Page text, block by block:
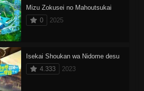
Mizu Zokusei no Mahoutsukai
0
2025
Isekai Shoukan wa Nidome desu
4.333
2023